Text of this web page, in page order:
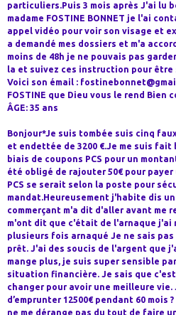
particuliers.Puis 3 mois après J'ai lu
madame FOSTINE BONNET je l'ai
appel vidéo pour voir son visage et
a demandé mes dossiers et m'a
moins de 48h je ne pouvais pas
la et suivez ces instruction pour être
Voici son émail :
FOSTINE que Dieu vous le rend
ÂGE: 35 ans
Bonjour*Je suis tombée suis cinq
et endettée de 3200 €.Je me suis
biais de coupons PCS pour un
été obligé de rajouter 50€ pour
PCS se serait selon la poste pour
mandat.Heureusement j'habite dis
commerçant m'a dit d'aller avant me
m'ont dit que c'était de l'arnaque j'ai
plusieurs fois arnaqué Je ne sais
prêt. J'ai des soucis de l'argent que
mange plus, je suis super sensible
situation financière. Je sais que
changer pour avoir une meilleure vie.
d’emprunter 12500€ pendant 60 mois
ne me dérange pas du tout de faire